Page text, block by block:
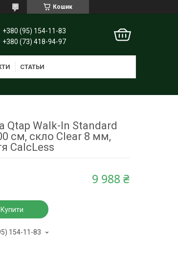
Кошик
+380 (95) 154-11-83
+380 (73) 418-94-97
СТАТЬИ
Qtap Walk-In Standard
см, скло Clear 8 мм,
CalcLess
9 988 ₴
Купити
154-11-83